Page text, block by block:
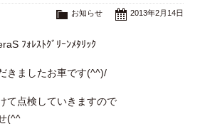
2013年2月14日
お知らせ
ﾌｫﾚｽﾄｸﾞﾘｰﾝﾒﾀﾘｯｸ
きましたお車です(^^)/
て点検していきますので
(^^ゞ